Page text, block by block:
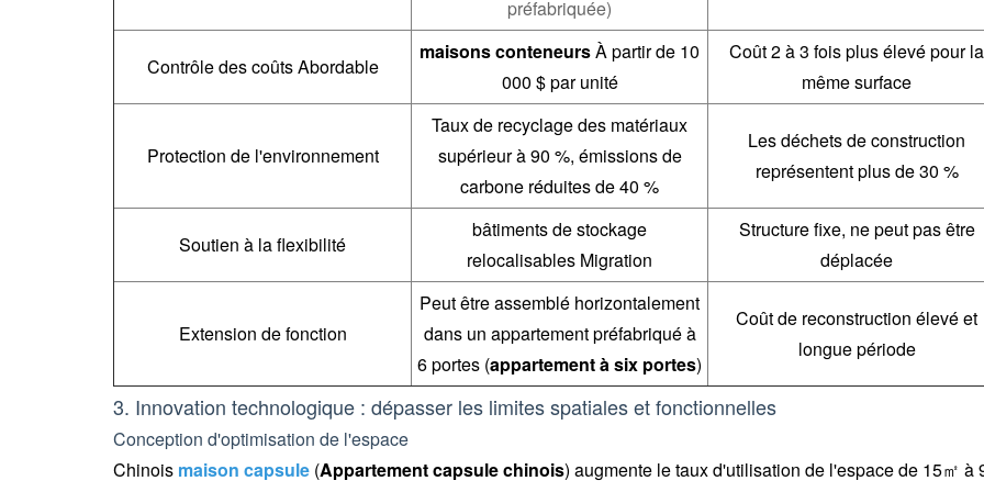
préfabriquée)
Contrôle des coûts Abordable
maisons conteneursÀ partir de 10
000 $ par unité
Coût 2 à 3 fois plus élevé pour la
même surface
Protection de l'environnement
Taux de recyclage des matériaux
supérieur à 90 %, émissions de
carbone réduites de 40 %
Les déchets de construction
représentent plus de 30 %
Soutien à la flexibilité
bâtiments de stockage
relocalisables Migration
Structure fixe, ne peut pas être
déplacée
Extension de fonction
Peut être assemblé horizontalement
dans un appartement préfabriqué à
6 portes (appartement à six portes)
Coût de reconstruction élevé et
longue période
3. Innovation technologique : dépasser les limites spatiales et fonctionnelles
Conception d'optimisation de l'espace
Chinois maison capsule (Appartement capsule chinois) augmente le taux d'utilisation de l'espace de 15㎡ à